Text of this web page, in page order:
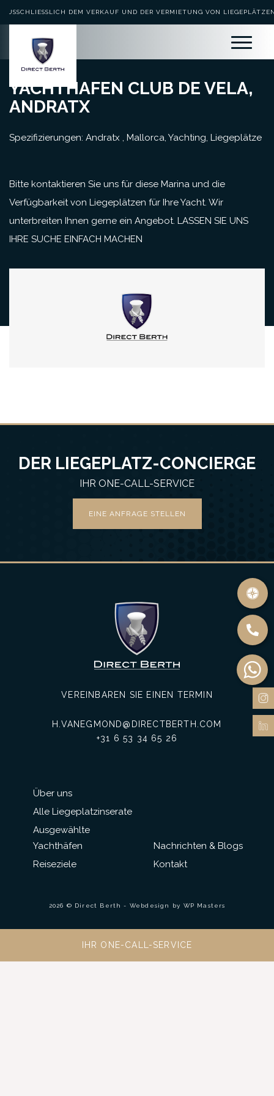
AUSSCHLIESSLICH DEM VERKAUF UND DER VERMIETUNG VON LIEGEPLÄTZEN
YACHTHAFEN CLUB DE VELA,
ANDRATX
Spezifizierungen: Andratx , Mallorca, Yachting, Liegeplätze
Bitte kontaktieren Sie uns für diese Marina und die
Verfügbarkeit von Liegeplätzen für Ihre Yacht. Wir
unterbreiten Ihnen gerne ein Angebot. LASSEN SIE UNS
IHRE SUCHE EINFACH MACHEN
DER LIEGEPLATZ-CONCIERGE
IHR ONE-CALL-SERVICE
EINE ANFRAGE STELLEN
Über uns
Alle Liegeplatzinserate
Ausgewählte
Yachthäfen
Reiseziele
VEREINBAREN SIE EINEN TERMIN
H.VANEGMOND@DIRECTBERTH.COM
+31 6 53 34 65 26
Nachrichten & Blogs
Kontakt
2026 © Direct Berth - Webdesign by WP Masters
IHR ONE-CALL-SERVICE